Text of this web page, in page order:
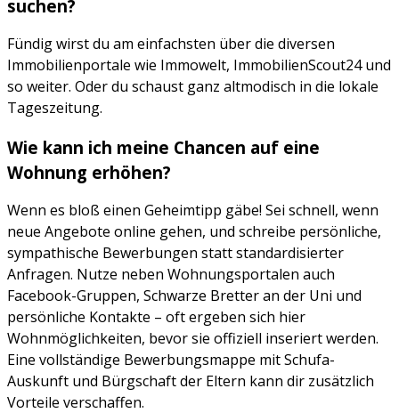
suchen?
Fündig wirst du am einfachsten über die diversen
Immobilienportale wie Immowelt, ImmobilienScout24 und
so weiter. Oder du schaust ganz altmodisch in die lokale
Tageszeitung.
Wie kann ich meine Chancen auf eine
Wohnung erhöhen?
Wenn es bloß einen Geheimtipp gäbe! Sei schnell, wenn
neue Angebote online gehen, und schreibe persönliche,
sympathische Bewerbungen statt standardisierter
Anfragen. Nutze neben Wohnungsportalen auch
Facebook-Gruppen, Schwarze Bretter an der Uni und
persönliche Kontakte – oft ergeben sich hier
Wohnmöglichkeiten, bevor sie offiziell inseriert werden.
Eine vollständige Bewerbungsmappe mit Schufa-
Auskunft und Bürgschaft der Eltern kann dir zusätzlich
Vorteile verschaffen.